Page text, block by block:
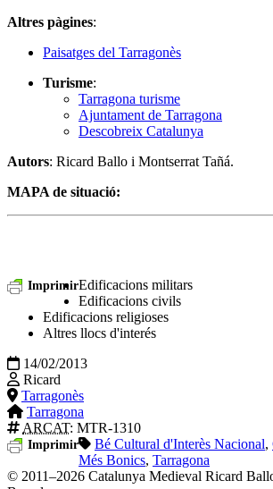
Altres pàgines:
Paisatges del Tarragonès
Turisme:
Tarragona turisme
Ajuntament de Tarragona
Descobreix Catalunya
Autors: Ricard Ballo i Montserrat Tañá.
MAPA de situació:
ImprimirEdificacions militars
Edificacions civils
Edificacions religioses
Altres llocs d'interés
14/02/2013
Ricard
Tarragonès
Tarragona
ARCAT: MTR-1310
Imprimir Bé Cultural d'Interès Nacional,
Més Bonics, Tarragona
© 2011–2026 Catalunya Medieval Ricard